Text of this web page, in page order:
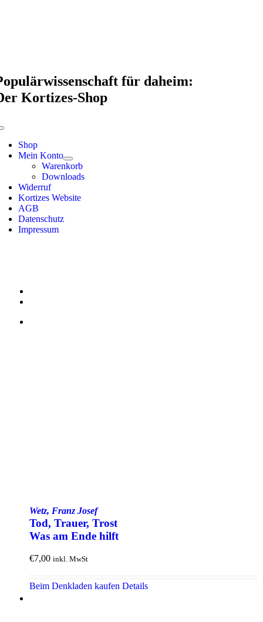
für daheim:
Kortizes-Shop
Shop
Mein Konto
Warenkorb
Downloads
Widerruf
Kortizes Website
AGB
Datenschutz
Impressum
Wetz, Franz Josef
Tod, Trauer, Trost
Was am Ende hilft
€7,00 inkl. MwSt
Beim Denkladen kaufen Details